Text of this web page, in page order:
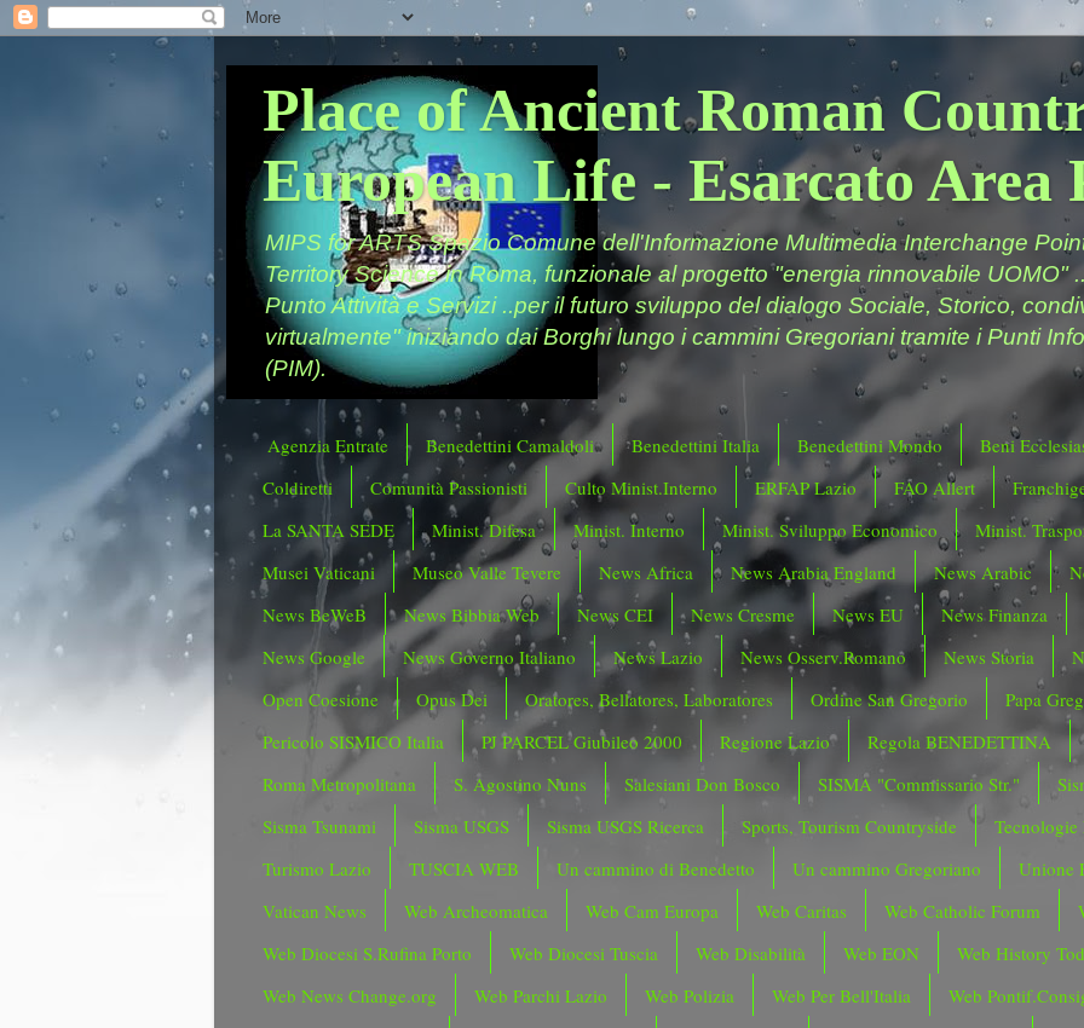
Place of Ancient Roman
European Life - Esarcato Area
MIPS for ARTS Spazio Comune dell'Informazione Multimedia Interchange
Territory Science in Roma, funzionale al progetto "energia rinnovabile UOMO"
Punto Attività e Servizi ..per il futuro sviluppo del dialogo Sociale, Storico,
virtualmente" iniziando dai Borghi lungo i cammini Gregoriani tramite i Punti
(PIM).
Agenzia Entrate Benedettini Camaldoli Benedettini Italia Benedettini Mondo
Beni
Coldiretti
Comunità Passionisti Culto Minist.Interno ERFAP Lazio FAO Allert
La SANTA SEDE
Minist. Difesa Minist. Interno Minist. Sviluppo Economico
Minist.
Musei Vaticani
Museo Valle Tevere News Africa News Arabia England News Arabic
News BeWeB
News Bibbia Web News CEI News Cresme News EU
News Finanza
News Google
News Governo Italiano News Lazio News Osserv.Romano News Storia
Open Coesione
Opus Dei Oratores, Bellatores, Laboratores Ordine San Gregorio
Papa
Pericolo SISMICO Italia
PJ PARCEL Giubileo 2000 Regione Lazio
Regola BENEDETTINA
Roma Metropolitana
S. Agostino Nuns Salesiani Don Bosco SISMA "Commissario Str."
Sisma Tsunami
Sisma USGS Sisma USGS Ricerca Sports, Tourism Countryside
Tecnologie
Turismo Lazio
TUSCIA WEB Un cammino di Benedetto Un cammino Gregoriano
Unione
Vatican News
Web Archeomatica Web Cam Europa Web Caritas Web Catholic Forum
Web Diocesi S.Rufina Porto
Web Diocesi Tuscia Web Disabilità Web EON
Web History
Web News Change.org
Web Parchi Lazio Web Polizia Web Per Bell'Italia
Web